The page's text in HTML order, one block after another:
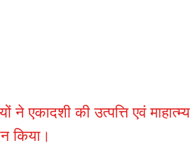
ने एकादशी की उत्पत्ति एवं
किया।